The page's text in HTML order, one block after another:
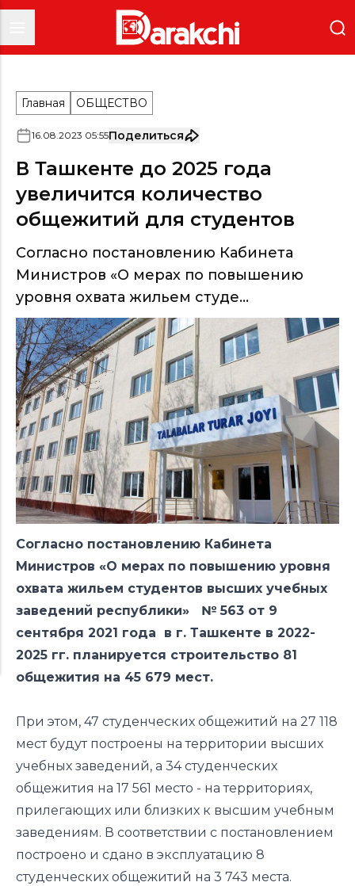
Главная ОБЩЕСТВО
16.08.2023 05:55Поделиться
В Ташкенте до 2025 года
увеличится количество
общежитий для студентов
Согласно постановлению Кабинета
Министров «О мерах по повышению
уровня охвата жильем студе...
Согласно постановлению Кабинета
Министров «О мерах по повышению уровня
охвата жильем студентов высших учебных
заведений республики» № 563 от 9
сентября 2021 года в г. Ташкенте в 2022-
2025 гг. планируется строительство 81
общежития на 45 679 мест.
При этом, 47 студенческих общежитий на 27 118
мест будут построены на территории высших
учебных заведений, а 34 студенческих
общежития на 17 561 место - на территориях,
прилегающих или близких к высшим учебным
заведениям. В соответствии с постановлением
построено и сдано в эксплуатацию 8
студенческих общежитий на 3 743 места.